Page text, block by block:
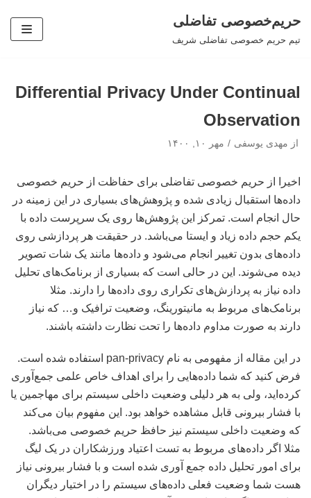
پرش
حریم‌خصوصی تفاضلی
تیم حریم خصوصی تفاضلی شریف
Differential Privacy Under Continual
Observation
از مهدی یوسفی مهر ۱۰, ۱۴۰۰
اخیرا از حریم خصوصی تفاضلی برای حفاظت از حریم خصوصی
داده‌ها استقبال زیادی شده و پژوهش‌های بسیاری در این زمینه در
حال انجام است. تمرکز این پژوهش‌ها روی یک سرپرست داده با
یکم حجم داده زیاد و ایستا می‌باشد. در حقیقت هر پردازشی روی
داده‌های بدون تغییر انجام می‌شود و داده‌ها مانند یک شات تصویر
دیده می‌شوند. این در حالی است که بسیاری از برنامک‌های تحلیل
داده نیاز به پردازش‌های تکراری روی داده‌ها را دارند. مثلا
برنامک‌های مربوط به مانیتورینگ، وضعیت ترافیک و… که نیاز
دارند به صورت مداوم داده‌ها را تحت نظارت داشته باشند.
در این مقاله از مفهومی به نام pan-privacy استفاده شده است.
فرض کنید که شما داده‌هایی را برای اهداف خاص علمی جمع‌آوری
کرده‌اید، ولی به هر دلیلی وضعیت داخلی سیستم برای مهاجمین یا
با فشار بیرونی قابل مشاهده خواهد بود. این مفهوم بیان می‌کند
که وضعیت داخلی سیستم نیز حافظ حریم خصوصی می‌باشد.
مثلا اگر داده‌های مربوط به تست اعتیاد ورزشکاران در یک لیگ
برای امور تحلیل داده جمع آوری شده است و با فشار بیرونی نیاز
هست شما وضعیت فعلی داده‌های سیستم را در اختیار دیگران